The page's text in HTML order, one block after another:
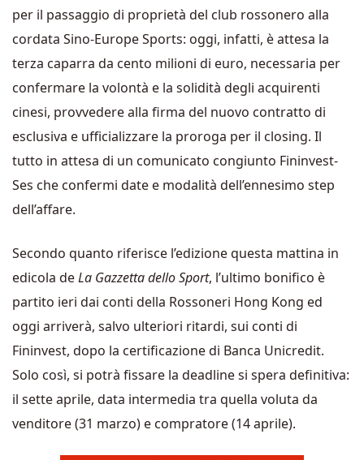
per il passaggio di proprietà del club rossonero alla
cordata Sino-Europe Sports: oggi, infatti, è attesa la
terza caparra da cento milioni di euro, necessaria per
confermare la volontà e la solidità degli acquirenti
cinesi, provvedere alla firma del nuovo contratto di
esclusiva e ufficializzare la proroga per il closing. Il
tutto in attesa di un comunicato congiunto Fininvest-
Ses che confermi date e modalità dell’ennesimo step
dell’affare.
Secondo quanto riferisce l’edizione questa mattina in
edicola deLa Gazzetta dello Sport, l’ultimo bonifico è
partito ieri dai conti della Rossoneri Hong Kong ed
oggi arriverà, salvo ulteriori ritardi, sui conti di
Fininvest, dopo la certificazione di Banca Unicredit.
Solo così, si potrà fissare la deadline si spera definitiva:
il sette aprile, data intermedia tra quella voluta da
venditore (31 marzo) e compratore (14 aprile).